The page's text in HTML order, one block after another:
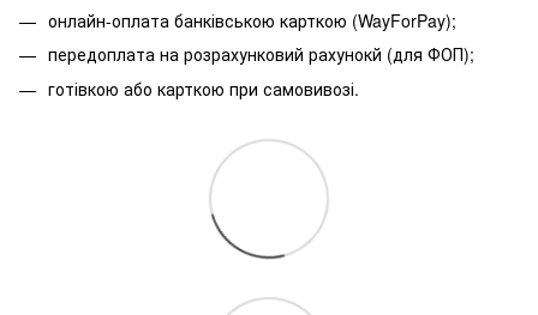
онлайн-оплата банківською карткою (WayForPay);
передоплата на розрахунковий рахунокй (для ФОП);
готівкою або карткою при самовивозі.